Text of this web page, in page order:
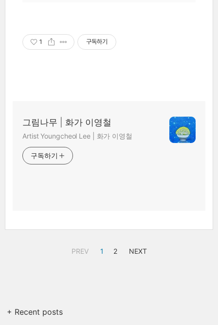
1 구독하기
그림나무 | 화가 이영철
Artist Youngcheol Lee | 화가 이영철
구독하기
PREV 1 2 NEXT
+ Recent posts